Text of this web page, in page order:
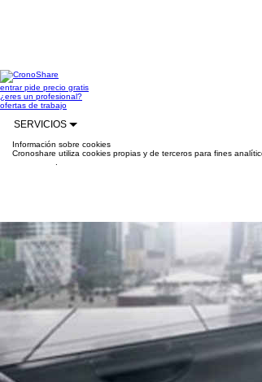
entrarpide precio gratis
¿eres un profesional?
ofertas de trabajo
SERVICIOS
Información sobre cookies
Cronoshare utiliza cookies propias y de terceros para fines